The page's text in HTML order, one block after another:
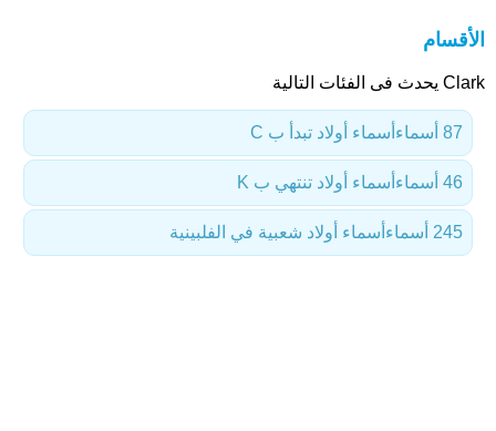
الأقسام
Clark يحدث فى الفئات التالية
أسماء أولاد تبدأ ب C 87 أسماء
أسماء أولاد تنتهي ب K 46 أسماء
أسماء أولاد شعبية في الفلبينية 245 أسماء